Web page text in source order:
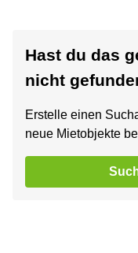
Hast du das
nicht
Erstelle einen
neue Mietobjekte